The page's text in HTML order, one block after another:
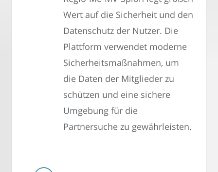
Wert auf die Sicherheit und den
Datenschutz der Nutzer. Die
Plattform verwendet moderne
Sicherheitsmaßnahmen, um
die Daten der Mitglieder zu
schützen und eine sichere
Umgebung für die
Partnersuche zu gewährleisten.